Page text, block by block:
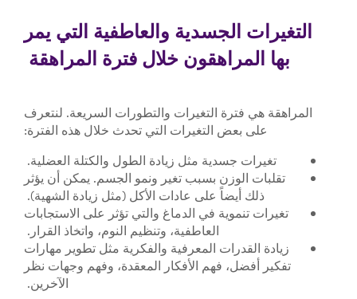
التغيرات الجسدية والعاطفية التي يمر
بها المراهقون خلال فترة المراهقة
المراهقة هي فترة التغيرات والتطورات السريعة. لنتعرف
على بعض التغيرات التي تحدث خلال هذه الفترة:
تغيرات جسدية مثل زيادة الطول والكتلة العضلية.
تقلبات الوزن بسبب تغير ونمو الجسم. يمكن أن يؤثر
ذلك أيضاً على عادات الأكل (مثل زيادة الشهية).
تغيرات تنموية في الدماغ والتي تؤثر على الاستجابات
العاطفية، وتنظيم النوم، واتخاذ القرار.
زيادة القدرات المعرفية والفكرية مثل تطوير مهارات
تفكير أفضل، فهم الأفكار المعقدة، وفهم وجهات نظر
الآخرين.